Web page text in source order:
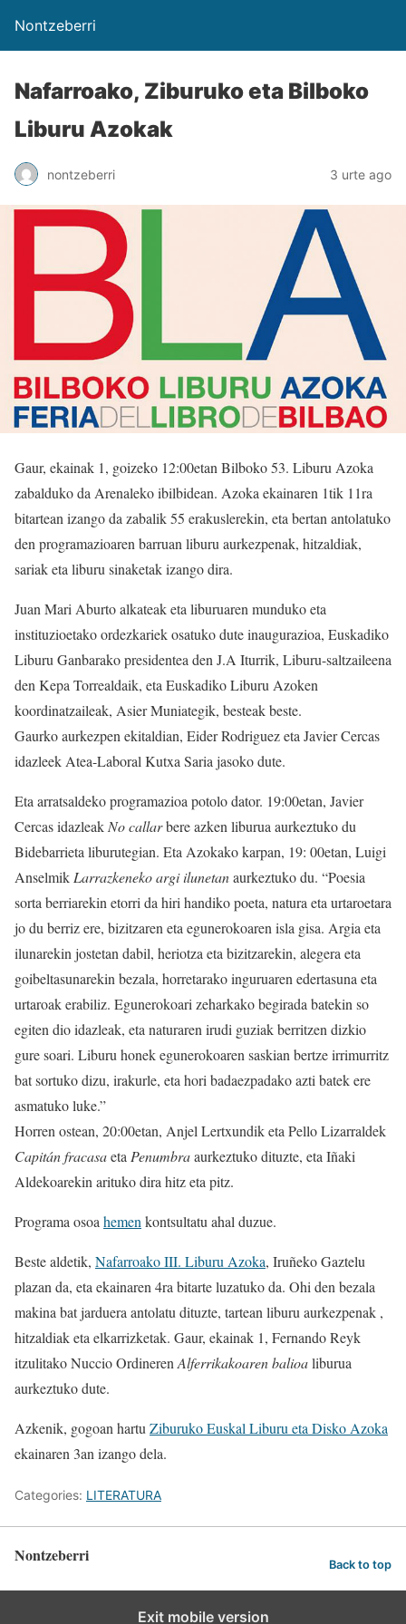
Nontzeberri
Nafarroako, Ziburuko eta Bilboko
Liburu Azokak
nontzeberri 3 urte ago
Gaur, ekainak 1, goizeko 12:00etan Bilboko 53. Liburu Azoka
zabalduko da Arenaleko ibilbidean. Azoka ekainaren 1tik 11ra
bitartean izango da zabalik 55 erakuslerekin, eta bertan antolatuko
den programazioaren barruan liburu aurkezpenak, hitzaldiak,
sariak eta liburu sinaketak izango dira.
Juan Mari Aburto alkateak eta liburuaren munduko eta
instituzioetako ordezkariek osatuko dute inaugurazioa, Euskadiko
Liburu Ganbarako presidentea den J.A Iturrik, Liburu-saltzaileena
den Kepa Torrealdaik, eta Euskadiko Liburu Azoken
koordinatzaileak, Asier Muniategik, besteak beste.
Gaurko aurkezpen ekitaldian, Eider Rodriguez eta Javier Cercas
idazleek Atea-Laboral Kutxa Saria jasoko dute.
Eta arratsaldeko programazioa potolo dator. 19:00etan, Javier
Cercas idazleakNo callarbere azken liburua aurkeztuko du
Bidebarrieta liburutegian. Eta Azokako karpan, 19: 00etan, Luigi
AnselmikLarrazkeneko argi ilunetanaurkeztuko du. “Poesia
sorta berriarekin etorri da hiri handiko poeta, natura eta urtaroetara
jo du berriz ere, bizitzaren eta egunerokoaren isla gisa. Argia eta
ilunarekin jostetan dabil, heriotza eta bizitzarekin, alegera eta
goibeltasunarekin bezala, horretarako inguruaren edertasuna eta
urtaroak erabiliz. Egunerokoari zeharkako begirada batekin so
egiten dio idazleak, eta naturaren irudi guziak berritzen dizkio
gure soari. Liburu honek egunerokoaren saskian bertze irrimurritz
bat sortuko dizu, irakurle, eta hori badaezpadako azti batek ere
asmatuko luke.”
Horren ostean, 20:00etan, Anjel Lertxundik eta Pello Lizarraldek
Capitán fracasaetaPenumbraaurkeztuko dituzte, eta Iñaki
Aldekoarekin arituko dira hitz eta pitz.
Programa osoahemenkontsultatu ahal duzue.
Beste aldetik, Nafarroako III. Liburu Azoka, Iruñeko Gaztelu
plazan da, eta ekainaren 4ra bitarte luzatuko da. Ohi den bezala
makina bat jarduera antolatu dituzte, tartean liburu aurkezpenak ,
hitzaldiak eta elkarrizketak. Gaur, ekainak 1, Fernando Reyk
itzulitako Nuccio OrdinerenAlferrikakoaren balioaliburua
aurkeztuko dute.
Azkenik, gogoan hartuZiburuko Euskal Liburu eta Disko Azoka
ekainaren 3an izango dela.
Categories: LITERATURA
Nontzeberri Back to top
Exit mobile version